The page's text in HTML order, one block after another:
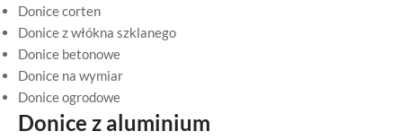
Donice corten
Donice z włókna szklanego
Donice betonowe
Donice na wymiar
Donice ogrodowe
Donice z aluminium